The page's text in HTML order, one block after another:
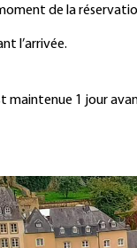
de la
l’arrivée.
1 jour